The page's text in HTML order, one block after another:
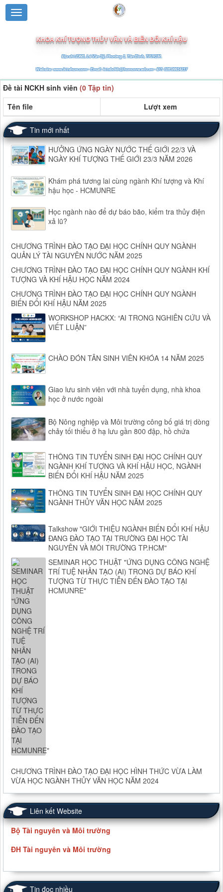
KHOA KHÍ TƯỢNG THỦY VĂN VÀ BIẾN ĐỔI KHÍ HẬU
Địa chỉ:236B, Lê Văn Sỹ, Phường 1, Tân Bình, TP.HCM.
Website: www.kttvhcm.com - Email: kttvbdkh@hcmunre.edu.vn - ĐT: 028.39914217
Đề tài NCKH sinh viên (0 Tập tin)
Tên file
Lượt xem
Tin mới nhất
HƯỞNG ỨNG NGÀY NƯỚC THẾ GIỚI 22/3 VÀ
NGÀY KHÍ TƯỢNG THẾ GIỚI 23/3 NĂM 2026
Khám phá tương lai cùng ngành Khí tượng và Khí
hậu học - HCMUNRE
Học ngành nào để dự báo bão, kiểm tra thủy điện
xả lũ?
CHƯƠNG TRÌNH ĐÀO TẠO ĐẠI HỌC CHÍNH QUY NGÀNH
QUẢN LÝ TÀI NGUYÊN NƯỚC NĂM 2025
CHƯƠNG TRÌNH ĐÀO TẠO ĐẠI HỌC CHÍNH QUY NGÀNH KHÍ
TƯỢNG VÀ KHÍ HẬU HỌC NĂM 2024
CHƯƠNG TRÌNH ĐÀO TẠO ĐẠI HỌC CHÍNH QUY NGÀNH
BIẾN ĐỔI KHÍ HẬU NĂM 2025
WORKSHOP HACKX: “AI TRONG NGHIÊN CỨU VÀ
VIẾT LUẬN”
CHÀO ĐÓN TÂN SINH VIÊN KHÓA 14 NĂM 2025
Giao lưu sinh viên với nhà tuyển dụng, nhà khoa
học ở nước ngoài
Bộ Nông nghiệp và Môi trường công bố giá trị dòng
chảy tối thiểu ở hạ lưu gần 800 đập, hồ chứa
THÔNG TIN TUYỂN SINH ĐẠI HỌC CHÍNH QUY
NGÀNH KHÍ TƯỢNG VÀ KHÍ HẬU HỌC, NGÀNH
BIẾN ĐỔI KHÍ HẬU NĂM 2025
THÔNG TIN TUYỂN SINH ĐẠI HỌC CHÍNH QUY
NGÀNH THỦY VĂN HỌC NĂM 2025
Talkshow "GIỚI THIỆU NGÀNH BIẾN ĐỔI KHÍ HẬU
ĐANG ĐÀO TẠO TẠI TRƯỜNG ĐẠI HỌC TÀI
NGUYÊN VÀ MÔI TRƯỜNG TP.HCM"
SEMINAR HỌC THUẬT "ỨNG DỤNG CÔNG NGHỆ
TRÍ TUỆ NHÂN TẠO (AI) TRONG DỰ BÁO KHÍ
TƯỢNG TỪ THỰC TIỄN ĐẾN ĐÀO TẠO TẠI
HCMUNRE"
CHƯƠNG TRÌNH ĐÀO TẠO ĐẠI HỌC HÌNH THỨC VỪA LÀM
VỪA HỌC NGÀNH THỦY VĂN HỌC NĂM 2024
Liên kết Website
Bộ Tài nguyên và Môi trường
ĐH Tài nguyên và Môi trường
Tin đọc nhiều